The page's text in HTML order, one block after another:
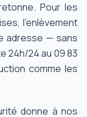
Pour les
l'enlèvement
adresse — sans
24h/24 au 09 83
comme les
donne à nos